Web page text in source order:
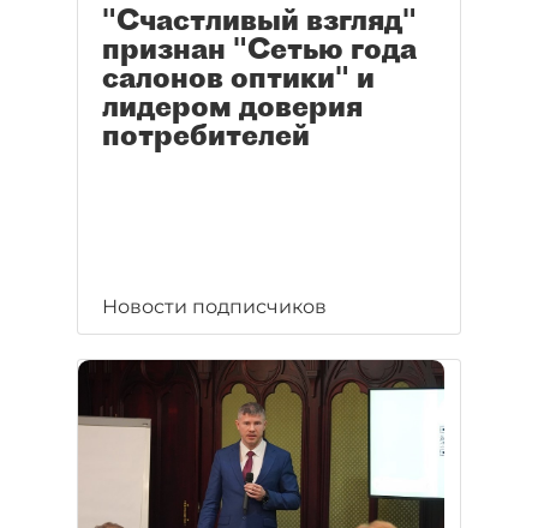
"Счастливый взгляд"
признан "Сетью года
салонов оптики" и
лидером доверия
потребителей
Новости подписчиков